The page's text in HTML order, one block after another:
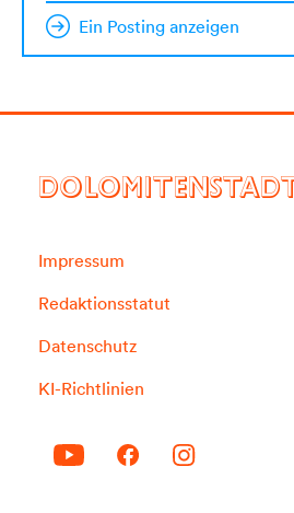
Ein Posting anzeigen
DOLOMITENSTADT
Impressum
Redaktionsstatut
Datenschutz
KI-Richtlinien